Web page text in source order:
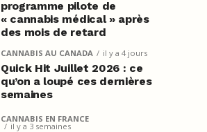
programme pilote de
« cannabis médical » après
des mois de retard
CANNABIS AU CANADA il y a 4 jours
Quick Hit Juillet 2026 : ce
qu’on a loupé ces dernières
semaines
CANNABIS EN FRANCE
il y a 3 semaines